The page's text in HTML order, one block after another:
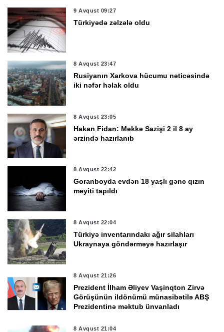
9 Avqust 09:27
Türkiyədə zəlzələ oldu
8 Avqust 23:47
Rusiyanın Xarkova hücumu nəticəsində
iki nəfər həlak oldu
8 Avqust 23:05
Hakan Fidan: Məkkə Sazişi 2 il 8 ay
ərzində hazırlanıb
8 Avqust 22:42
Goranboyda evdən 18 yaşlı gənc qızın
meyiti tapıldı
8 Avqust 22:04
Türkiyə inventarındakı ağır silahları
Ukraynaya göndərməyə hazırlaşır
8 Avqust 21:26
Prezident İlham Əliyev Vaşinqton Zirvə
Görüşünün ildönümü münasibətilə ABŞ
Prezidentinə məktub ünvanladı
8 Avqust 21:04